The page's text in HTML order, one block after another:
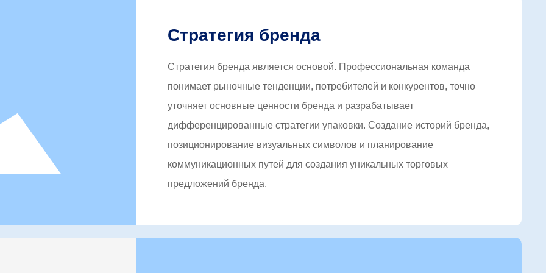
развития
с основным
стремится помочь
преимущества
индустрию,
Стратегия бренда
Стратегия бренда является основой. Профессиональная команда
понимает рыночные тенденции, потребителей и конкурентов, точно
уточняет основные ценности бренда и разрабатывает
дифференцированные стратегии упаковки. Создание историй бренда,
позиционирование визуальных символов и планирование
коммуникационных путей для создания уникальных торговых
предложений бренда.